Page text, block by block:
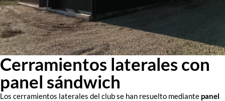
Cerramientos laterales con
panel sándwich
Los cerramientos laterales del club se han resuelto mediante panel